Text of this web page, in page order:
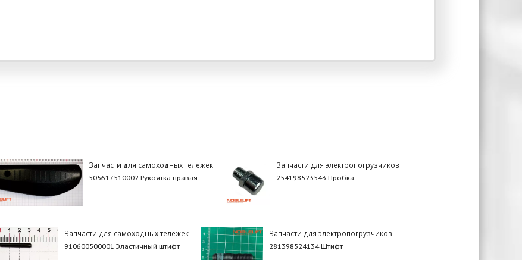
Запчасти для самоходных тележек
505617510002 Рукоятка правая
Запчасти для электропогрузчиков
254198523543 Пробка
Запчасти для самоходных тележек
910600500001 Эластичный штифт
Запчасти для электропогрузчиков
281398524134 Штифт